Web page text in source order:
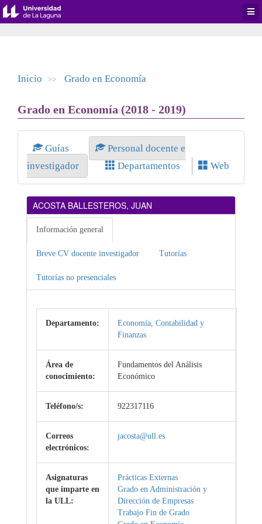
Inicio >> Grado en Economía
Grado en Economía (2018 - 2019)
Guías
Personal docente e
investigador
Departamentos Web
ACOSTA BALLESTEROS, JUAN
Información general
Breve CV docente investigador Tutorías
Tutorías no presenciales
Departamento:
Economía, Contabilidad y
Finanzas
Área de
conocimiento:
Fundamentos del Análisis
Económico
Teléfono/s: 922317116
Correos
electrónicos:
jacosta@ull.es
Asignaturas
que imparte en
la ULL:
Prácticas Externas
Grado en Administración y
Dirección de Empresas
Trabajo Fin de Grado